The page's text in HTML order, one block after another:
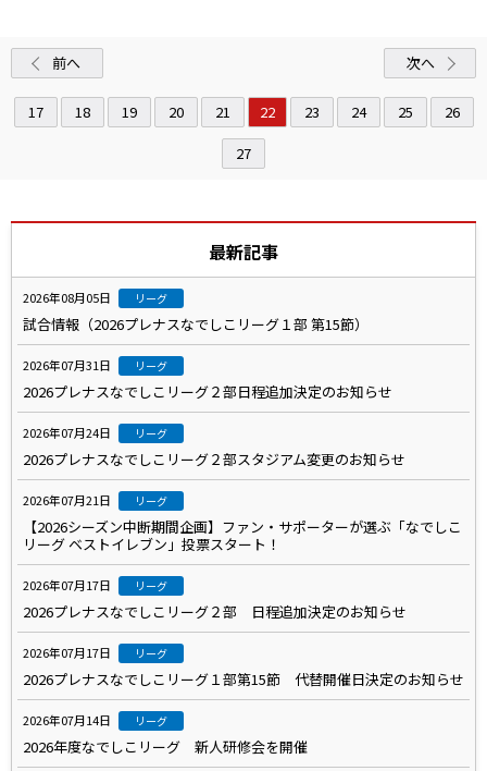
前へ
17 18 19 20 21 22 23 24 25
26
27
次へ
最新記事
2026年08月05日 リーグ
試合情報（2026プレナスなでしこリーグ１部 第15節）
2026年07月31日 リーグ
2026プレナスなでしこリーグ２部日程追加決定のお知らせ
2026年07月24日 リーグ
2026プレナスなでしこリーグ２部スタジアム変更のお知らせ
2026年07月21日 リーグ
【2026シーズン中断期間企画】ファン・サポーターが選ぶ「なでしこ
リーグ ベストイレブン」投票スタート！
2026年07月17日 リーグ
2026プレナスなでしこリーグ２部 日程追加決定のお知らせ
2026年07月17日 リーグ
2026プレナスなでしこリーグ１部第15節 代替開催日決定のお知らせ
2026年07月14日 リーグ
2026年度なでしこリーグ 新人研修会を開催